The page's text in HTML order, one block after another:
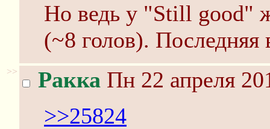
Но ведь у "Still good"
(~8 голов).
>> Ракка Пн 22 апреля
>>25824